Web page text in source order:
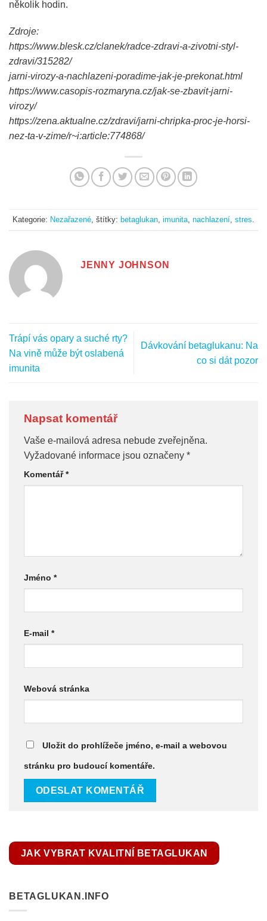
několik hodin.
Zdroje:
https://www.blesk.cz/clanek/radce-zdravi-a-zivotni-styl-
zdravi/315282/
jarni-virozy-a-nachlazeni-poradime-jak-je-prekonat.html
https://www.casopis-rozmaryna.cz/jak-se-zbavit-jarni-
virozy/
https://zena.aktualne.cz/zdravi/jarni-chripka-proc-je-horsi-
nez-ta-v-zime/r~i:article:774868/
Kategorie: Nezařazené , štítky: betaglukan imunita nachlazení stres
JENNY JOHNSON
Trápí vás opary a suché rty?
Na vině může být oslabená
imunita
Dávkování betaglukanu: Na
co si dát pozor
Napsat komentář
Vaše e-mailová adresa nebude zveřejněna.
Vyžadované informace jsou označeny *
Komentář*
Jméno *
E-mail *
Webová stránka
Uložit do prohlížeče jméno, e-mail a webovou
stránku pro budoucí komentáře.
JAK VYBRAT KVALITNÍ BETAGLUKAN
BETAGLUKAN.INFO